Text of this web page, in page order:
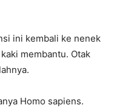
ini kembali ke nenek
membantu. Otak
Homo sapiens.